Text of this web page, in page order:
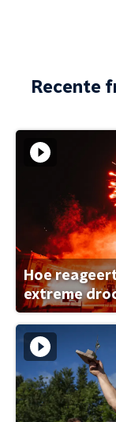
Recente
Hoe
extreme